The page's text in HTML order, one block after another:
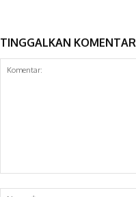
TINGGALKAN KOMENTAR